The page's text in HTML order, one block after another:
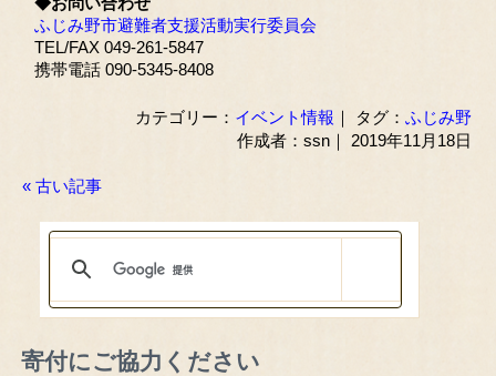
ふじみ野市避難者支援活動実行委員会
TEL/FAX 049-261-5847
携帯電話 090-5345-8408
カテゴリー： イベント情報 ｜ タグ：ふじみ野
作成者：ssn｜ 2019年11月18日
« 古い記事
寄付にご協力ください